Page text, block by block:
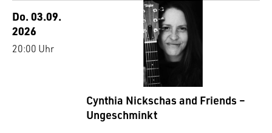
Do. 03.09.
2026
20:00 Uhr
Cynthia Nickschas and Friends –
Ungeschminkt